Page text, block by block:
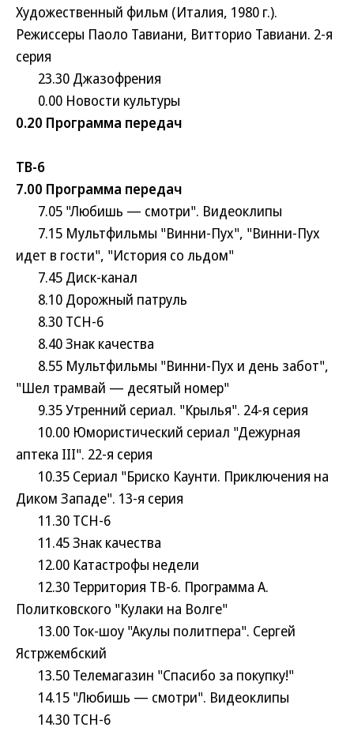
Художественный фильм (Италия, 1980 г.).
Режиссеры Паоло Тавиани, Витторио Тавиани. 2-я
серия
23.30 Джазофрения
0.00 Новости культуры
0.20 Программа передач
ТВ-6
7.00 Программа передач
7.05 "Любишь — смотри". Видеоклипы
7.15 Мультфильмы "Винни-Пух", "Винни-Пух
идет в гости", "История со льдом"
7.45 Диск-канал
8.10 Дорожный патруль
8.30 ТСН-6
8.40 Знак качества
8.55 Мультфильмы "Винни-Пух и день забот",
"Шел трамвай — десятый номер"
9.35 Утренний сериал. "Крылья". 24-я серия
10.00 Юмористический сериал "Дежурная
аптека III". 22-я серия
10.35 Сериал "Бриско Каунти. Приключения на
Диком Западе". 13-я серия
11.30 ТСН-6
11.45 Знак качества
12.00 Катастрофы недели
12.30 Территория ТВ-6. Программа А.
Политковского "Кулаки на Волге"
13.00 Ток-шоу "Акулы политпера". Сергей
Ястржембский
13.50 Телемагазин "Спасибо за покупку!"
14.15 "Любишь — смотри". Видеоклипы
14.30 ТСН-6